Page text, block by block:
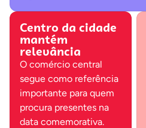
Centro da cidade
mantém
relevância
O comércio central
segue como referência
importante para quem
procura presentes na
data comemorativa.